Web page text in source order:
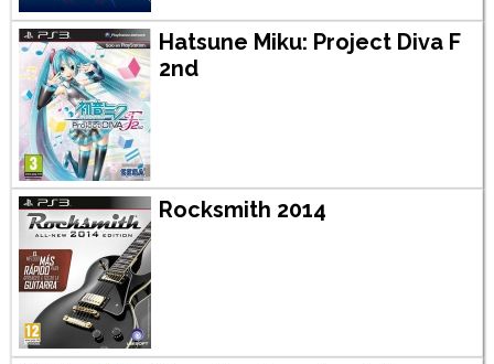
Hatsune Miku: Project Diva F
2nd
Rocksmith 2014